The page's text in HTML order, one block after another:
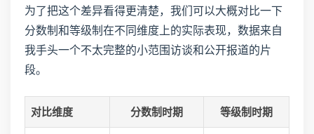
为了把这个差异看得更清楚，我们可以大概对比一下
分数制和等级制在不同维度上的实际表现，数据来自
我手头一个不太完整的小范围访谈和公开报道的片
段。
对比维度 分数制时期 等级制时期